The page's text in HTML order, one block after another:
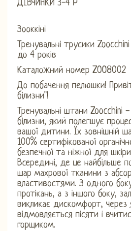
ДІВЧИНКИ 3-4 Р
Зооккіні
Тренувальні трусики
до 4 років
Каталожний номер ZOO8002
До побачення пелюшки!
білизни"!
Тренувальні штани Zoocchini
білизни, який полегшує
вашої дитини. Їх зовнішній
100% сертифікованої
безпечної та ніжної для
Всередині, де це найбільше
шар махрової тканини з
властивостями. З одного
протікань, а з іншого боку,
викликає дискомфорт, через
відмовляється пісяти і
горщиком.